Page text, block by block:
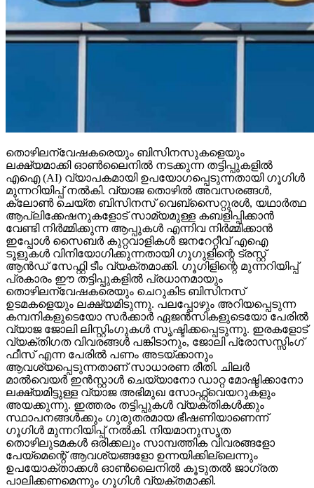
തൊഴിലന്വേഷകരെയും ബിസിനസുകളെയും
ലക്ഷ്യമാക്കി ഓണ്‍ലൈനില്‍ നടക്കുന്ന തട്ടിപ്പുകളില്‍
എഐ (AI) വ്യാപകമായി ഉപയോഗപ്പെടുന്നതായി ഗൂഗിള്‍
മുന്നറിയിപ്പ് നല്‍കി. വ്യാജ തൊഴില്‍ അവസരങ്ങള്‍,
ക്ലോണ്‍ ചെയ്ത ബിസിനസ് വെബ്‌സൈറ്റുരള്‍, യഥാര്‍ത്ഥ
ആപ്ലിക്കേഷനുകളോട് സാമ്യമുള്ള കബളിപ്പിക്കാന്‍
വേണ്ടി നിര്‍മ്മിക്കുന്ന ആപ്പുകള്‍ എന്നിവ നിര്‍മ്മിക്കാന്‍
ഇപ്പോള്‍ സൈബര്‍ കുറ്റവാളികള്‍ ജനറേറ്റീവ് എഐ
ടൂളുകള്‍ വിനിയോഗിക്കുന്നതായി ഗൂഗുളിന്റെ ട്രസ്റ്റ്
ആന്‍ഡ് സേഫ്റ്റി ടീം വ്യക്തമാക്കി. ഗൂഗിളിന്റെ മുന്നറിയിപ്പ്
പ്രകാരം ഈ തട്ടിപ്പുകളില്‍ പ്രധാനമായും
തൊഴിലന്വേഷകരെയും ചെറുകിട ബിസിനസ്
ഉടമകളെയും ലക്ഷ്യമിടുന്നു. പലപ്പോഴും അറിയപ്പെടുന്ന
കമ്പനികളുടെയോ സര്‍ക്കാര്‍ ഏജന്‍സികളുടെയോ പേരില്‍
വ്യാജ ജോലി ലിസ്റ്റിംഗുകള്‍ സൃഷ്ടിക്കപ്പെടുന്നു. ഇരകളോട്
വ്യക്തിഗത വിവരങ്ങള്‍ പങ്കിടാനും, ജോലി പ്രോസസ്സിംഗ്
ഫീസ് എന്ന പേരില്‍ പണം അടയ്ക്കാനും
ആവശ്യപ്പെടുന്നതാണ് സാധാരണ രീതി. ചിലര്‍
മാല്‍വെയര്‍ ഇന്‍സ്റ്റാള്‍ ചെയ്യാനോ ഡാറ്റ മോഷ്ടിക്കാനോ
ലക്ഷ്യമിട്ടുള്ള വ്യാജ അഭിമുഖ സോഫ്റ്റ്‌വെയറുകളും
അയക്കുന്നു. ഇത്തരം തട്ടിപ്പുകള്‍ വ്യക്തികള്‍ക്കും
സ്ഥാപനങ്ങള്‍ക്കും ഗുരുതരമായ ഭീഷണിയാണെന്ന്
ഗൂഗിള്‍ മുന്നറിയിപ്പ് നല്‍കി. നിയമാനുസൃത
തൊഴിലുടമകള്‍ ഒരിക്കലും സാമ്പത്തിക വിവരങ്ങളോ
പേയ്‌മെന്റെ് ആവശ്യങ്ങളോ ഉന്നയിക്കില്ലെന്നും
ഉപയോക്താക്കള്‍ ഓണ്‍ലൈനില്‍ കൂടുതല്‍ ജാഗ്രത
പാലിക്കണമെന്നും ഗൂഗിള്‍ വ്യക്തമാക്കി.